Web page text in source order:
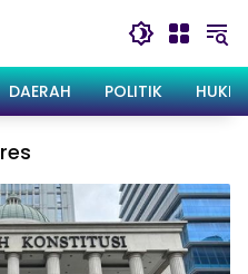
DAERAH POLITIK